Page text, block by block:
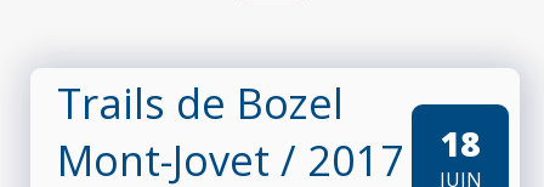
Trails de Bozel
Mont-Jovet / 2017 18
JUIN